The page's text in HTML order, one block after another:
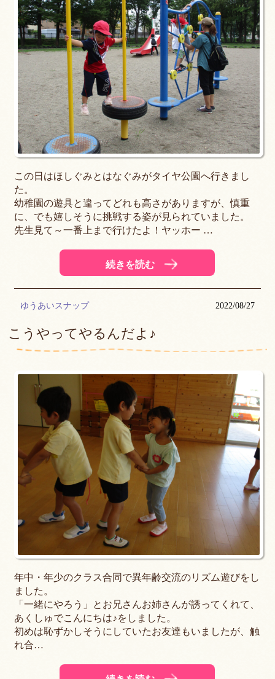
この日はほしぐみとはなぐみがタイヤ公園へ行きまし
た。
幼稚園の遊具と違ってどれも高さがありますが、慎重
に、でも嬉しそうに挑戦する姿が見られていました。
先生見て～一番上まで行けたよ！ヤッホー …
続きを読む
ゆうあいスナップ 2022/08/27
こうやってやるんだよ♪
年中・年少のクラス合同で異年齢交流のリズム遊びをし
ました。
「一緒にやろう」とお兄さんお姉さんが誘ってくれて、
あくしゅでこんにちは♪をしました。
初めは恥ずかしそうにしていたお友達もいましたが、触
れ合…